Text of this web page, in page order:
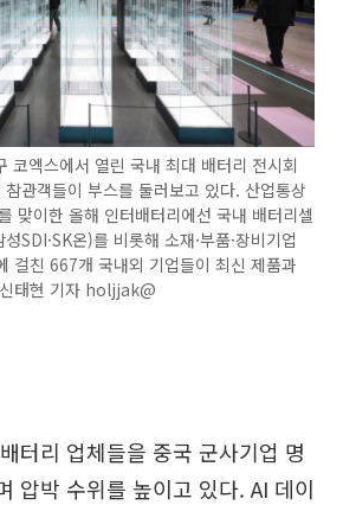
엑스에서 열린 국내 최대 배터리 전시회
참관객들이 부스를 둘러보고 있다. 산업통상
맞이한 올해 인터배터리에선 국내 배터리셀
SDI·SK온)를 비롯해 소재·부품·장비기업
걸친 667개 국내외 기업들이 최신 제품과
태현 기자 holjjak@
터리 업체들을 중국 군사기업 명
압박 수위를 높이고 있다. AI 데이